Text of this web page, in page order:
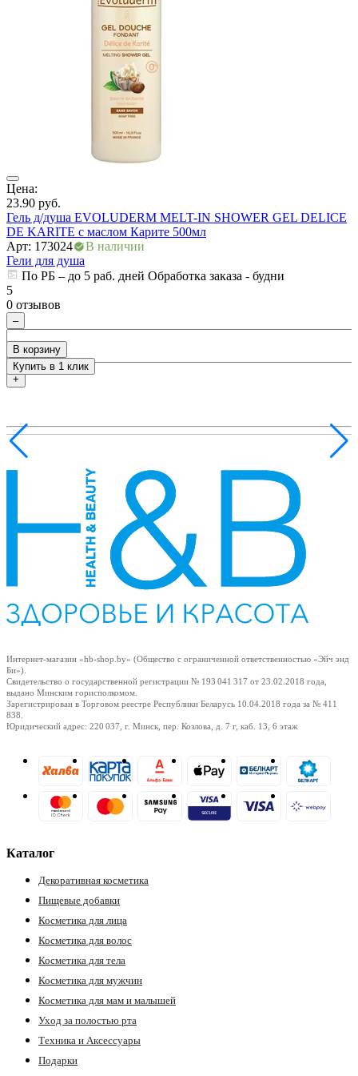
Цена:
23.90 руб.
Гель д/душа EVOLUDERM MELT-IN SHOWER GEL DELICE
DE KARITE с маслом Карите 500мл
Арт: 173024
В наличии
Гели для душа
По РБ – до 5 раб. дней Обработка заказа - будни
5
0 отзывов
–
+
В корзину
Купить в 1 клик
Интернет-магазин «hb-shop.by» (Общество с ограниченной ответственностью «Эйч энд
Би»).
Свидетельство о государственной регистрации № 193 041 317 от 23.02.2018 года,
выдано Минским горисполкомом.
Зарегистрирован в Торговом реестре Республики Беларусь 10.04.2018 года за № 411
838.
Юридический адрес: 220 037, г. Минск, пер. Козлова, д. 7 г, каб. 13, 6 этаж
Каталог
Декоративная косметика
Пищевые добавки
Косметика для лица
Косметика для волос
Косметика для тела
Косметика для мужчин
Косметика для мам и малышей
Уход за полостью рта
Техника и Аксессуары
Подарки